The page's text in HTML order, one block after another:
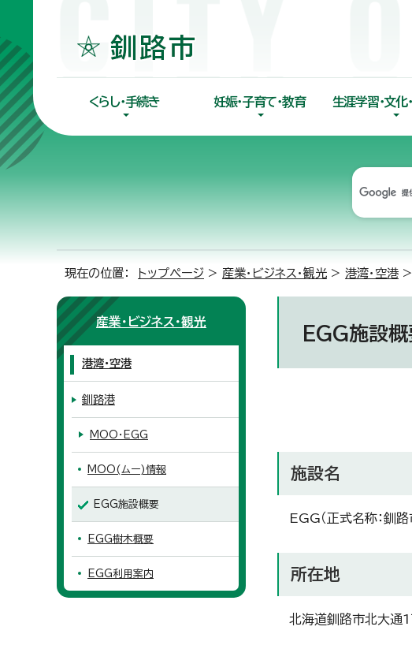
くらし・手続き 妊娠・子育て・教育 生涯学習・文化
現在の位置： トップページ > 産業・ビジネス・観光 > 港湾・空港 >
EGG施設概
施設名
EGG（正式名称：釧
所在地
北海道釧路市北大通
産業・ビジネス・観光
港湾・空港
釧路港
MOO・EGG
MOO(ムー)情報
EGG施設概要
EGG樹木概要
EGG利用案内